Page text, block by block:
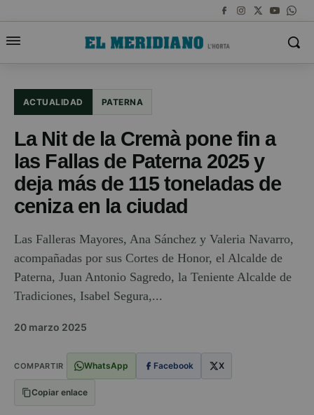
ACTUALIDAD PATERNA
La Nit de la Cremà pone fin a
las Fallas de Paterna 2025 y
deja más de 115 toneladas de
ceniza en la ciudad
Las Falleras Mayores, Ana Sánchez y Valeria Navarro,
acompañadas por sus Cortes de Honor, el Alcalde de
Paterna, Juan Antonio Sagredo, la Teniente Alcalde de
Tradiciones, Isabel Segura,...
20 marzo 2025
COMPARTIR WhatsApp Facebook X
Copiar enlace